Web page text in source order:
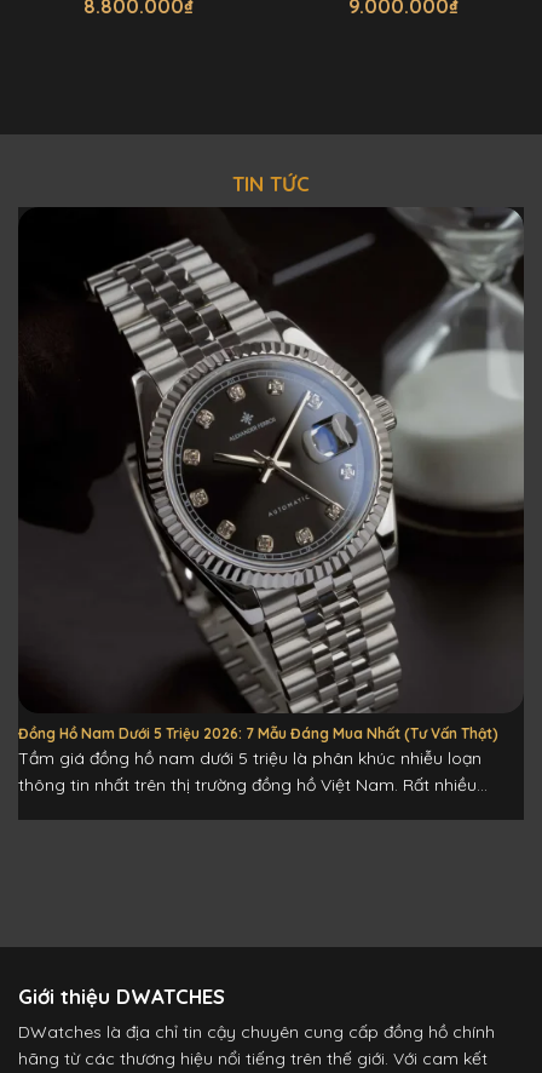
8.800.000₫ 9.000.000₫
TIN TỨC
Đồng Hồ Nam Dưới 5 Triệu 2026: 7 Mẫu Đáng Mua Nhất (Tư Vấn Thật)
Tầm giá đồng hồ nam dưới 5 triệu là phân khúc nhiễu loạn
thông tin nhất trên thị trường đồng hồ Việt Nam. Rất nhiều...
Giới thiệu DWATCHES
DWatches là địa chỉ tin cậy chuyên cung cấp đồng hồ chính
hãng từ các thương hiệu nổi tiếng trên thế giới. Với cam kết